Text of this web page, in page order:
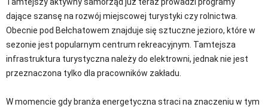
dające szansę na rozwój miejscowej turystyki czy rolnictwa.
Obecnie pod Bełchatowem znajduje się sztuczne jezioro, które w
sezonie jest popularnym centrum rekreacyjnym. Tamtejsza
infrastruktura turystyczna należy do elektrowni, jednak nie jest
przeznaczona tylko dla pracowników zakładu.
W momencie gdy branża energetyczna straci na znaczeniu w tym